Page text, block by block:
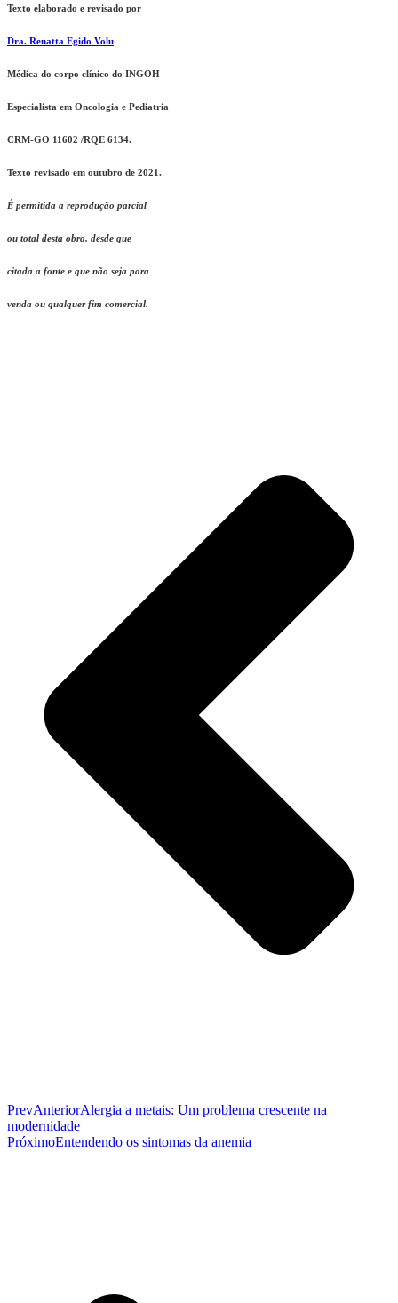
Texto elaborado e revisado por
Dra. Renatta Egido Volu
Médica do corpo clínico do INGOH
Especialista em Oncologia e Pediatria
CRM-GO 11602 /RQE 6134.
Texto revisado em outubro de 2021.
É permitida a reprodução parcial
ou total desta obra, desde que
citada a fonte e que não seja para
venda ou qualquer fim comercial.
PrevAnteriorAlergia a metais: Um problema crescente na
modernidade
PróximoEntendendo os sintomas da anemia